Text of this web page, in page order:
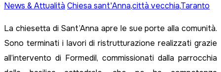
News & Attualità Chiesa sant'Anna,città vecchia,Taranto
La chiesetta di Sant’Anna apre le sue porte alla comunità.
Sono terminati i lavori di ristrutturazione realizzati grazie
all’intervento di Formedil, commissionati dalla parrocchia